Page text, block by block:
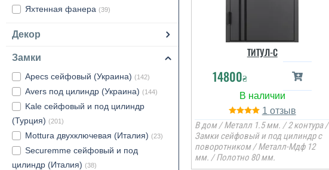
Яхтенная фанера (39)
Декор
Замки
Apecs сейфовый (Украина) (142)
Avers под цилиндр (Украина) (144)
Kale сейфовый и под цилиндр
(Турция) (201)
Mottura двухключевая (Италия) (23)
Securemme сейфовый и под
цилиндр (Италия) (38)
ТИТУЛ-C
14800₴
1
В дом / Металл 1.5 мм. / 2 контура /
Замки сейфовый и под цилиндр с
поворотником / Металл-Мдф 12
мм. / Полотно 80 мм.